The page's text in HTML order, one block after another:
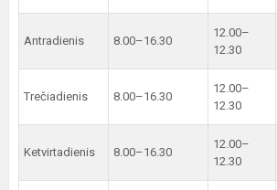
Antradienis 8.00–16.30
12.00–
12.30
Trečiadienis 8.00–16.30
12.00–
12.30
Ketvirtadienis 8.00–16.30
12.00–
12.30